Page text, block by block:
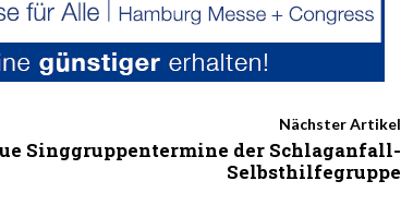
Nächster Artikel
Singgruppentermine der Schlaganfall-
Selbsthilfegruppe